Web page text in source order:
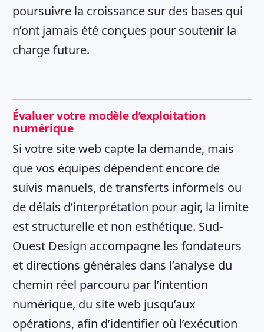
poursuivre la croissance sur des bases qui
n’ont jamais été conçues pour soutenir la
charge future.
Évaluer votre modèle d’exploitation
numérique
Si votre site web capte la demande, mais
que vos équipes dépendent encore de
suivis manuels, de transferts informels ou
de délais d’interprétation pour agir, la limite
est structurelle et non esthétique. Sud-
Ouest Design accompagne les fondateurs
et directions générales dans l’analyse du
chemin réel parcouru par l’intention
numérique, du site web jusqu’aux
opérations, afin d’identifier où l’exécution